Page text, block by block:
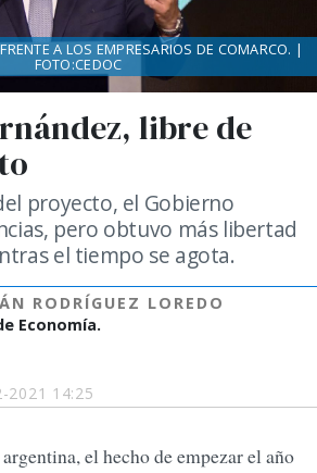
2021 14:25
libre de
proyecto, el Gobierno
pero obtuvo más libertad
el tiempo se agota.
RODRÍGUEZ LOREDO
Economía.
A LOS EMPRESARIOS DE COMARCO. |
FOTO:CEDOC
el hecho de empezar el año